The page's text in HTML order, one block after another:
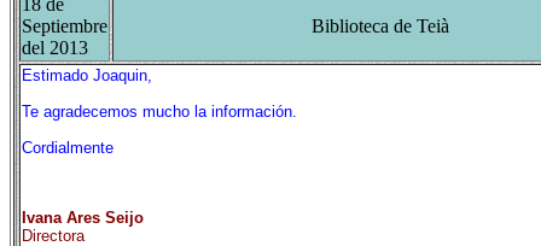
18 de
Septiembre
del 2013
Biblioteca de Teià
Estimado Joaquin,
Te agradecemos mucho la información.
Cordialmente
Ivana Ares Seijo
Directora